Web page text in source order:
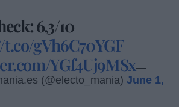
6,3/10
gVh6C70YGF
YGf4Uj9MSx—
(@electo_mania) June 1,